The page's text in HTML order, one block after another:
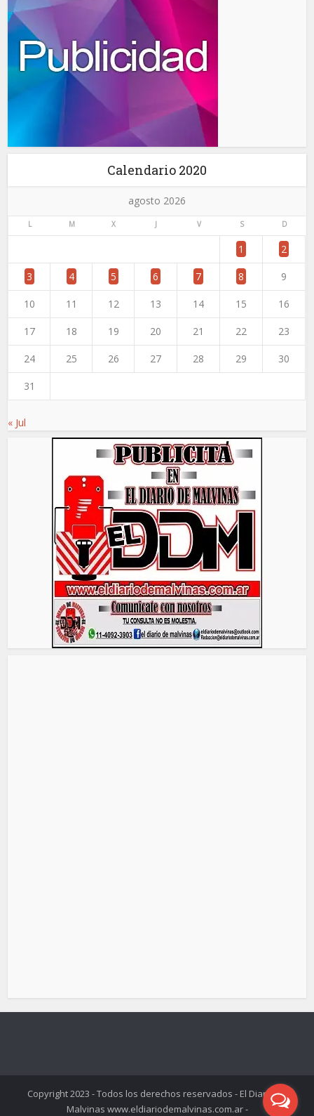
Calendario 2020
agosto 2026
L M X J V S D
1 2
3 4 5 6 7 8 9
10 11 12 13 14 15 16
17 18 19 20 21 22 23
24 25 26 27 28 29 30
31
« Jul
Copyright 2023 - Todos los derechos reservados - El Diario de
Malvinas www.eldiariodemalvinas.com.ar -